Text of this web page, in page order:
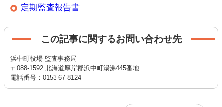
定期監査報告書
この記事に関するお問い合わせ先
浜中町役場 監査事務局
〒088-1592 北海道厚岸郡浜中町湯沸445番地
電話番号：0153-67-8124